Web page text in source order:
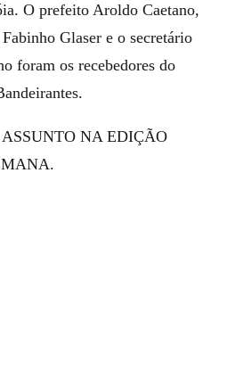
O prefeito Aroldo Caetano,
Glaser e o secretário
foram os recebedores do
NA EDIÇÃO